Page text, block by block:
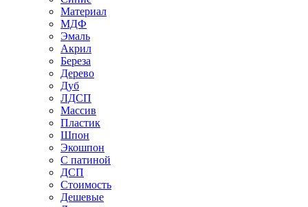
Материал
МДФ
Эмаль
Акрил
Береза
Дерево
Дуб
ЛДСП
Массив
Пластик
Шпон
Экошпон
С патиной
ДСП
Стоимость
Дешевые